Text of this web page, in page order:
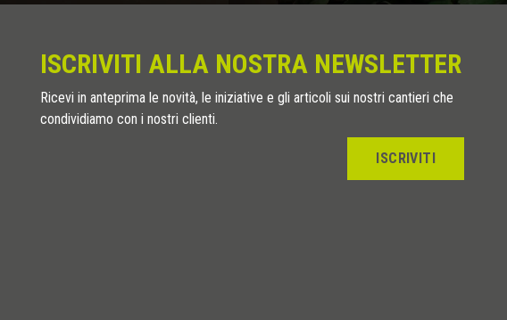
ISCRIVITI ALLA NOSTRA NEWSLETTER
Ricevi in anteprima le novità, le iniziative e gli articoli sui nostri cantieri che
condividiamo con i nostri clienti.
ISCRIVITI